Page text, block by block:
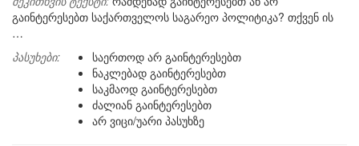
გაინტერესებთ საქართველოს საგარეო პოლიტიკა? თქვენ ის
…
პასუხები:
საერთოდ არ გაინტერესებთ
ნაკლებად გაინტერესებთ
საკმაოდ გაინტერესებთ
ძალიან გაინტერესებთ
არ ვიცი/უარი პასუხზე